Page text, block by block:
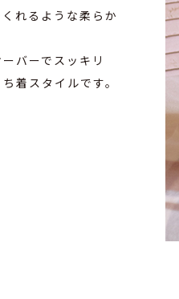
れるような柔らか
バーでスッキリ
着スタイルです。